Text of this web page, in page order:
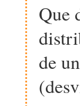
Que
de